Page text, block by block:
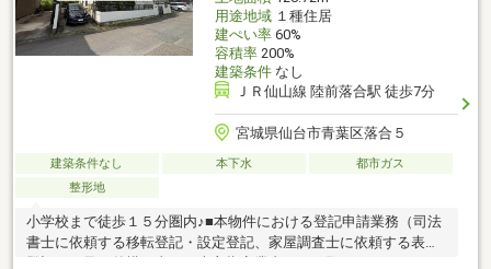
用途地域１種住居
建ぺい率60%
容積率200%
建築条件なし
ＪＲ仙山線 陸前落合駅 徒歩7分
宮城県仙台市青葉区落合５
建築条件なし 本下水
都市ガス
整形地
小学校まで徒歩１５分圏内♪■本物件における登記申請業務（司法
書士に依頼する移転登記・設定登記、家屋調査士に依頼する表題